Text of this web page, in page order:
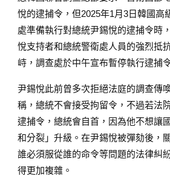
悅的逮捕令，但2025年1月3日韓國高
處準備執行對總統尹錫悅的逮捕令時
悅支持者和總統警衛處人員的強烈抵
峙，調查處於中午宣布暫停執行逮捕
尹錫悅此前曾多次拒絕法庭的調查傳
稱，總統不會接受拘留令，不過若法
逮捕令，總統會自首，因為他不想讓
和分裂」升級。在尹錫悅被彈劾後，
誰必須服從誰的命令等問題的法律糾
得更加複雜。